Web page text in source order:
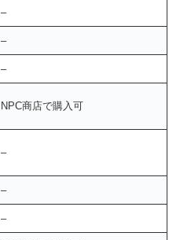
–
–
–
NPC商店で購入可
–
–
–